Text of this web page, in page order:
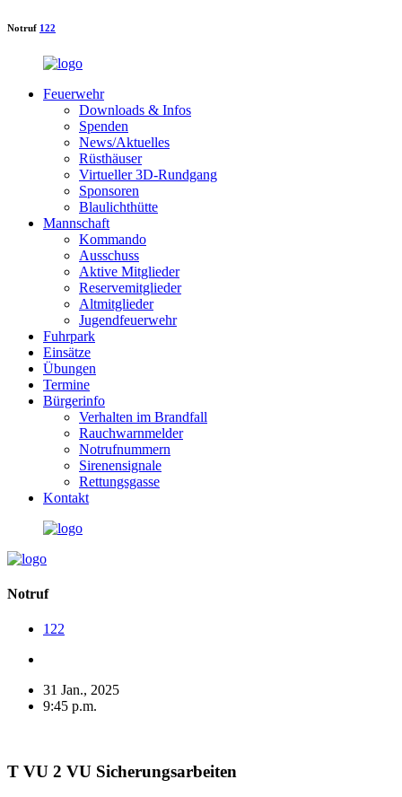
Notruf 122
Feuerwehr
Downloads & Infos
Spenden
News/Aktuelles
Rüsthäuser
Virtueller 3D-Rundgang
Sponsoren
Blaulichthütte
Mannschaft
Kommando
Ausschuss
Aktive Mitglieder
Reservemitglieder
Altmitglieder
Jugendfeuerwehr
Fuhrpark
Einsätze
Übungen
Termine
Bürgerinfo
Verhalten im Brandfall
Rauchwarnmelder
Notrufnummern
Sirenensignale
Rettungsgasse
Kontakt
Notruf
122
31 Jan., 2025
9:45 p.m.
T VU 2 VU Sicherungsarbeiten